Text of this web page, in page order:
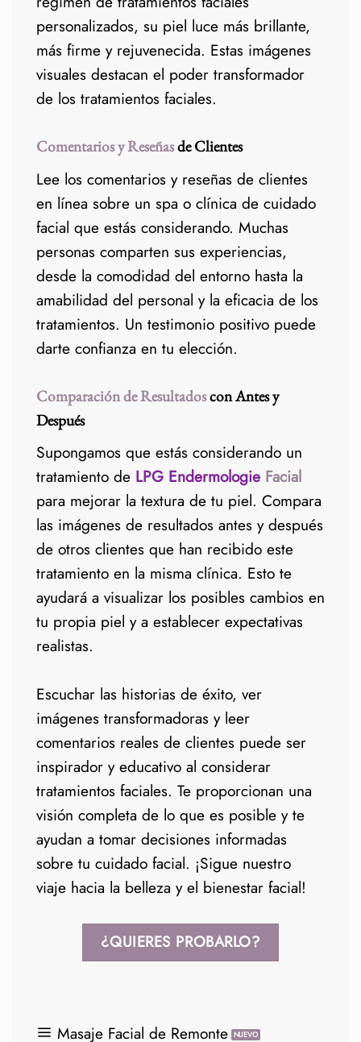
personalizados, su piel luce más brillante,
más firme y rejuvenecida. Estas imágenes
visuales destacan el poder transformador
de los tratamientos faciales.
Comentarios y Reseñasde Clientes
Lee los comentarios y reseñas de clientes
en línea sobre un spa o clínica de cuidado
facial que estás considerando. Muchas
personas comparten sus experiencias,
desde la comodidad del entorno hasta la
amabilidad del personal y la eficacia de los
tratamientos. Un testimonio positivo puede
darte confianza en tu elección.
Comparación de Resultadoscon Antes y
Después
Supongamos que estás considerando un
tratamiento de LPG Endermologie Facial
para mejorar la textura de tu piel. Compara
las imágenes de resultados antes y después
de otros clientes que han recibido este
tratamiento en la misma clínica. Esto te
ayudará a visualizar los posibles cambios en
tu propia piel y a establecer expectativas
realistas.
Escuchar las historias de éxito, ver
imágenes transformadoras y leer
comentarios reales de clientes puede ser
inspirador y educativo al considerar
tratamientos faciales. Te proporcionan una
visión completa de lo que es posible y te
ayudan a tomar decisiones informadas
sobre tu cuidado facial. ¡Sigue nuestro
viaje hacia la belleza y el bienestar facial!
¿QUIERES PROBARLO?
Masaje Facial de Remonte